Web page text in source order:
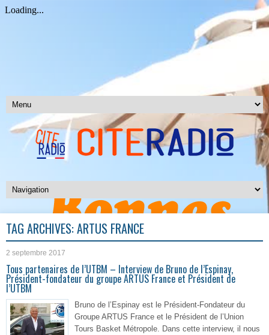
TAG ARCHIVES:ARTUS FRANCE
2 septembre 2017
Tous partenaires de l’UTBM – Interview de Bruno de l’Espinay,
Président-fondateur du groupe ARTUS France et Président de
l’UTBM
Bruno de l’Espinay est le Président-Fondateur du
Groupe ARTUS France et le Président de l’Union
Tours Basket Métropole. Dans cette interview, il nous